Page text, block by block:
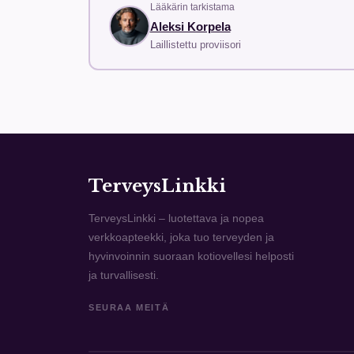
mikä mahdollistaa yhden annoksen ottamisen
tekee siitä luotettavan vaihtoehdon päivittäiseen
Aristocort, joka sisältää hydrokortisonia, on
liiallisiin reaktioihin, se on myös tehokas
Atarax (hydroksitsiini) on antihistamiini, joka
Ataraxia käytetään usein erityisesti
aiheuttaa uneliaisuutta, joten käyttö tulisi
Clarinex ( desloratadiini) on toinen suosittu
että se aiheuttaa vähäisiä sivuvaikutuksia,
keskuudessa, jotka arvostavat sen
Lääkärin tarkistama
Aleksi Korpela
Laillistettu proviisori
TerveysLinkki
TerveysLinkki – luotettava ja nopea
verkkoapteekki, joka tuo terveyden ja
hyvinvoinnin suoraan kotiovellesi helposti
ja turvallisesti.
SEURAA MEITÄ